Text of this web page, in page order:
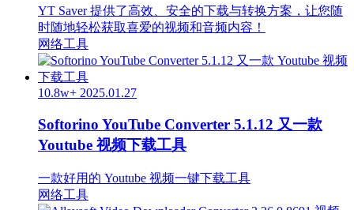
YT Saver 提供了高效、安全的下载与转换方案，让您随
时随地轻松获取喜爱的视频和音频内容！
网络工具
10.8w+ 2025.01.27
Softorino YouTube Converter 5.1.12 又一款
Youtube 视频下载工具
一款好用的 Youtube 视频一键下载工具
网络工具